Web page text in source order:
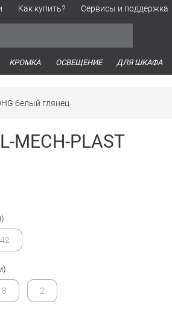
Как купить? Сервисы и поддержка
КРОМКА ОСВЕЩЕНИЕ ДЛЯ ШКАФА
белый глянец
PLAST
42
2